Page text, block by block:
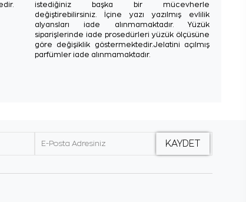
istediğiniz başka bir mücevherle
değiştirebilirsiniz. İçine yazı yazılmış evlilik
alyansları iade alınmamaktadır. Yüzük
siparişlerinde iade prosedürleri yüzük ölçüsüne
göre değişiklik göstermektedir.Jelatini açılmış
parfümler iade alınmamaktadır.